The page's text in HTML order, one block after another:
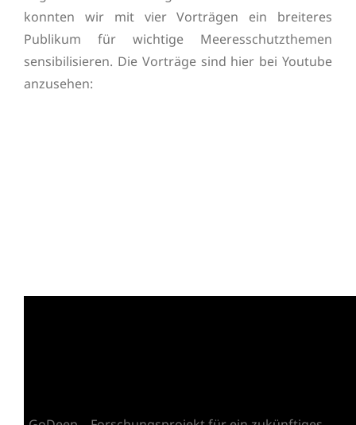
konnten wir mit vier Vorträgen ein breiteres
Publikum für wichtige Meeresschutzthemen
sensibilisieren. Die Vorträge sind hier bei Youtube
anzusehen: